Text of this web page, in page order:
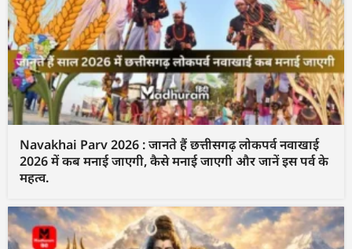
Navakhai Parv 2026 : जानते हैं छत्तीसगढ़ लोकपर्व नवाखाई
2026 में कब मनाई जाएगी, कैसे मनाई जाएगी और जानें इस पर्व के
महत्व.